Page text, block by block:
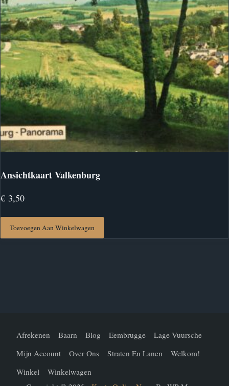
Ansichtkaart Valkenburg
€ 3,50
Toevoegen Aan Winkelwagen
Afrekenen Baarn Blog Eembrugge
Lage Vuursche
Mijn Account
Over Ons Straten En Lanen
Welkom!
Winkel
Winkelwagen